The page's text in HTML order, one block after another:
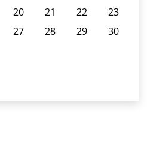
20 21 22
23
27 28 29
30